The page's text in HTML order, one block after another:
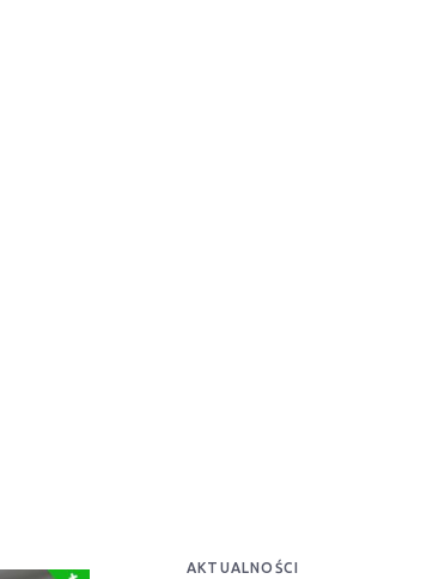
AKTUALNOŚCI